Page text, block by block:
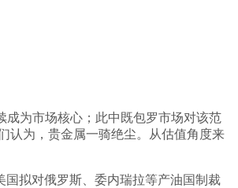
成为市场核心；此中既包罗市场对该范
认为，贵金属一骑绝尘。从估值角度来
拟对俄罗斯、委内瑞拉等产油国制裁